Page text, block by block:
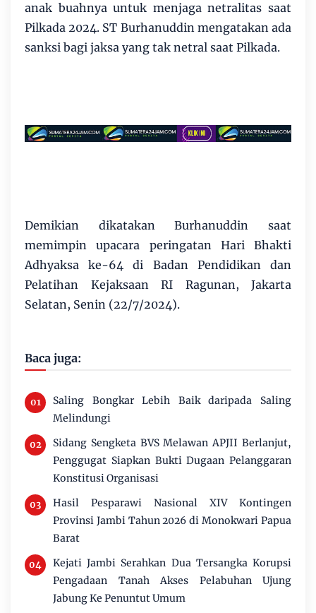
anak buahnya untuk menjaga netralitas saat
Pilkada 2024. ST Burhanuddin mengatakan ada
sanksi bagi jaksa yang tak netral saat Pilkada.
Demikian dikatakan Burhanuddin saat
memimpin upacara peringatan Hari Bhakti
Adhyaksa ke-64 di Badan Pendidikan dan
Pelatihan Kejaksaan RI Ragunan, Jakarta
Selatan, Senin (22/7/2024).
Baca juga:
Saling Bongkar Lebih Baik daripada Saling
Melindungi
Sidang Sengketa BVS Melawan APJII Berlanjut,
Penggugat Siapkan Bukti Dugaan Pelanggaran
Konstitusi Organisasi
Hasil Pesparawi Nasional XIV Kontingen
Provinsi Jambi Tahun 2026 di Monokwari Papua
Barat
Kejati Jambi Serahkan Dua Tersangka Korupsi
Pengadaan Tanah Akses Pelabuhan Ujung
Jabung Ke Penuntut Umum